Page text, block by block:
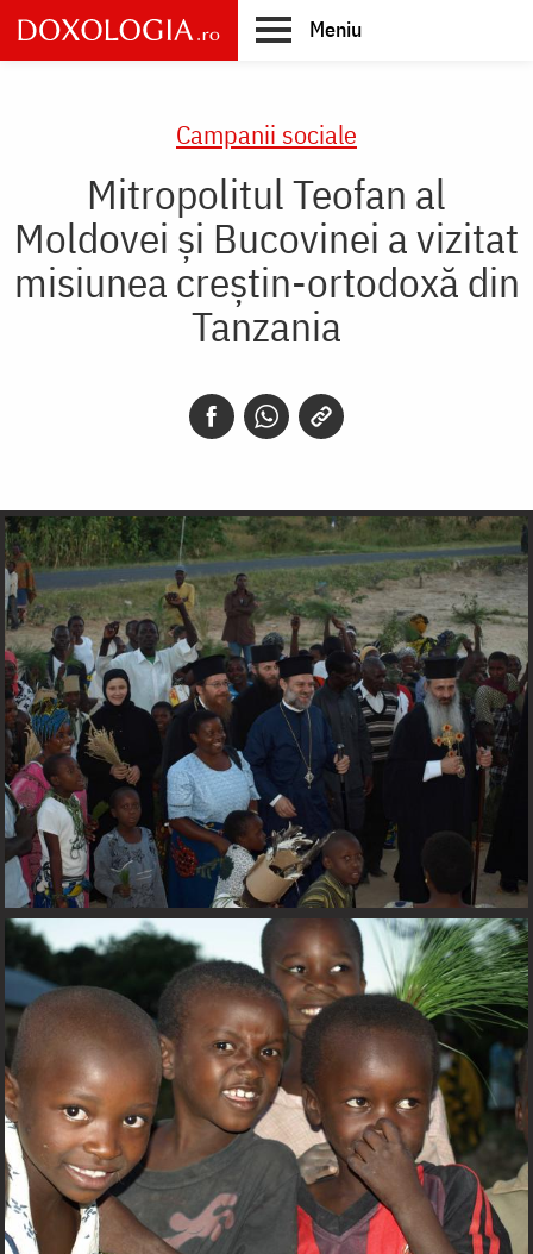
Skip
to
main
Meniu
Campanii sociale
Mitropolitul Teofan al
Moldovei și Bucovinei a vizitat
misiunea creștin-ortodoxă din
Tanzania